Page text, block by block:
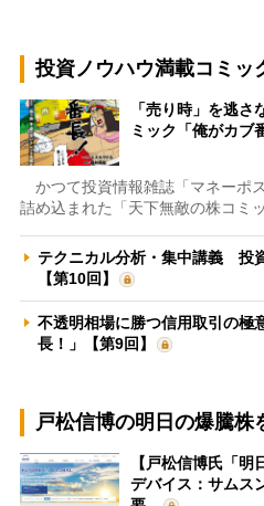
投資ノウハウ満載コミッ
「売り時」を逃
ミック「俺がカブ
かつて投資情報雑誌「マネーポ
詰め込まれた「天下無敵の株コミ
テクニカル分析・集中講義 投
【第10回】
不透明相場に勝つ信用取引の
長！」【第9回】
戸松信博の明日の爆騰株
【戸松信博氏「
デバイス：サムス